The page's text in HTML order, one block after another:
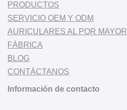
PRODUCTOS
SERVICIO OEM Y ODM
AURICULARES AL POR MAYOR
FÁBRICA
BLOG
CONTÁCTANOS
Información de contacto